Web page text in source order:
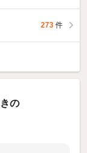
273 件
の